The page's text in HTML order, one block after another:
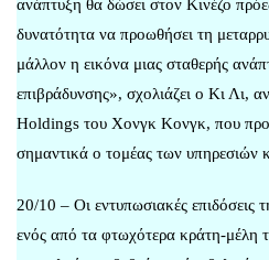
ανάπτυξη θα δώσει στον Κινέζο
δυνατότητα να προωθήσει τη
μάλλον η εικόνα μιας σταθερής
επιβράδυνσης», σχολιάζει ο Κι Λι,
Holdings του Χονγκ Κονγκ, που
σημαντικά ο τομέας των υπηρεσιών
20/10 – Οι εντυπωσιακές επιδόσεις
ενός από τα φτωχότερα κράτη-μέλη